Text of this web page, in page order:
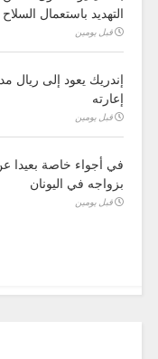
التهديد باستعمال
قبل يومين
إندريك يعود إلى ريال
إعارته
قبل يومين
في أجواء خاصة بعيدا
بزواجه في اليونان
قبل يومين